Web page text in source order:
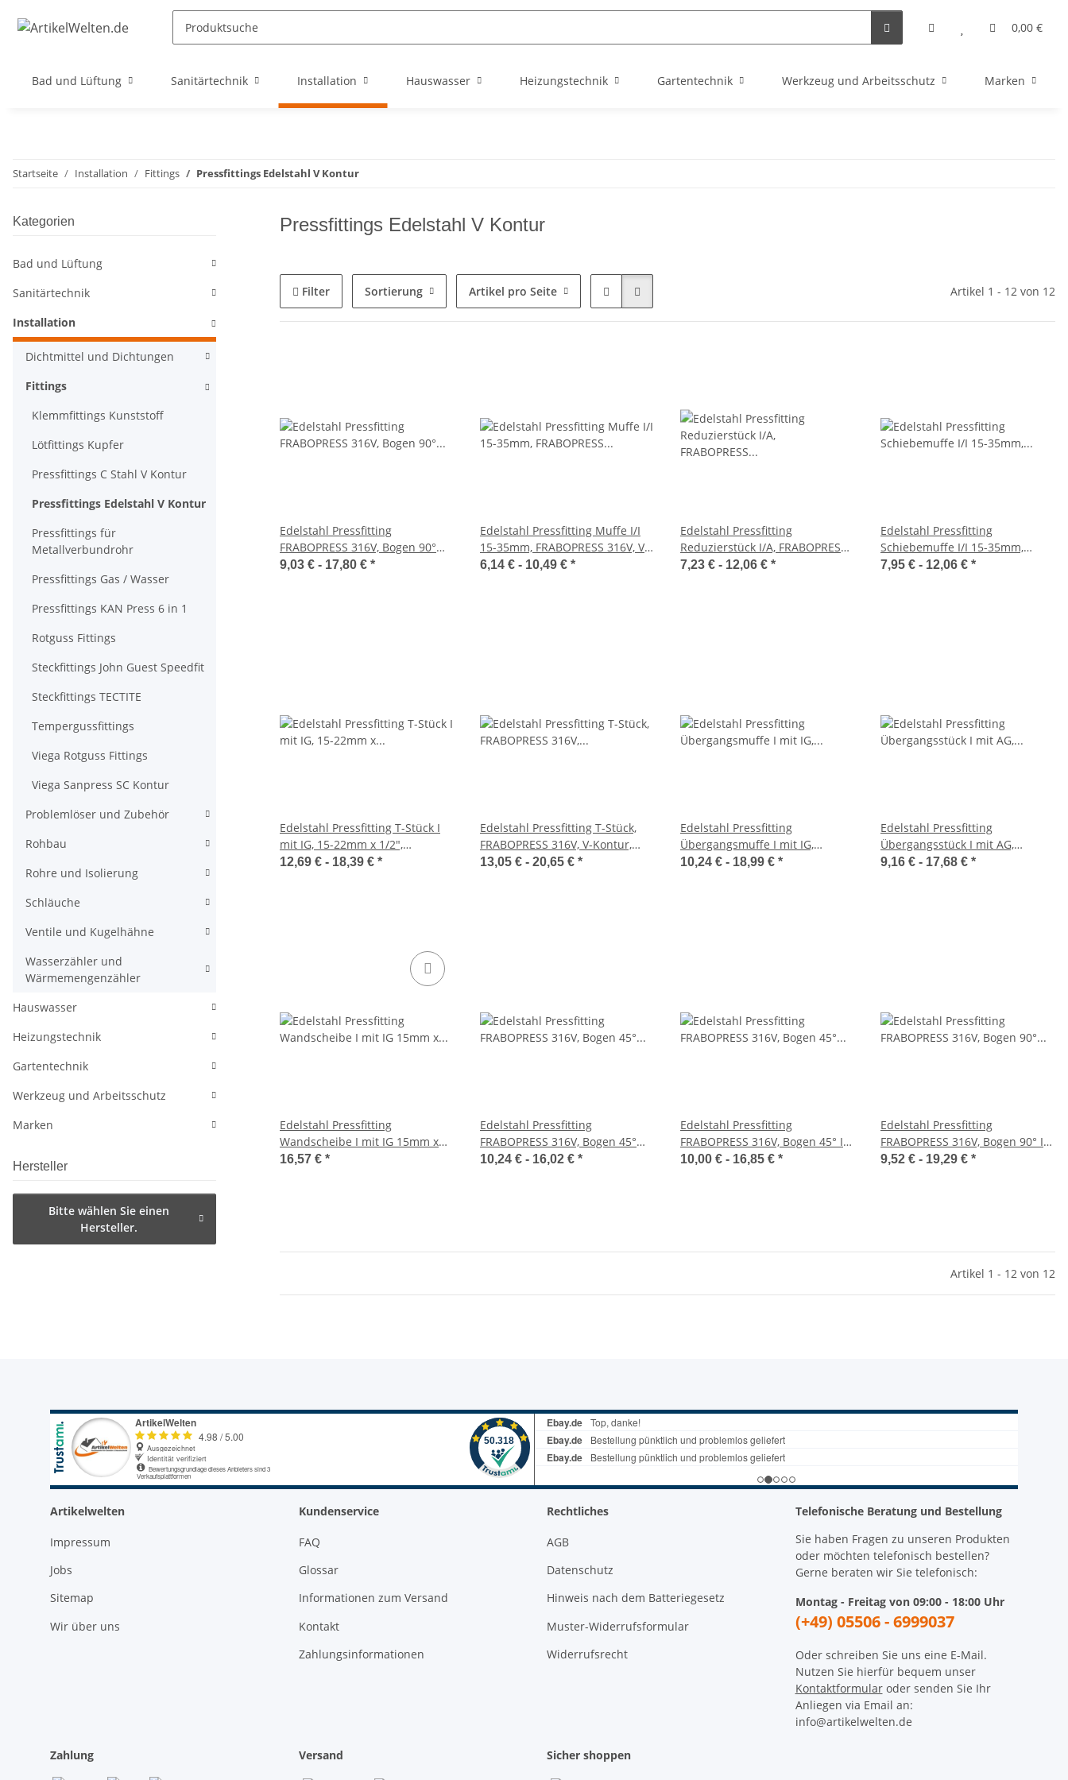
0,00 €
Bad und Lüftung Sanitärtechnik Installation Hauswasser Heizungstechnik Gartentechnik Werkzeug und Arbeitsschutz Marken
Startseite Installation Fittings Pressfittings Edelstahl V Kontur
Pressfittings Edelstahl V Kontur
Filter Sortierung Artikel pro Seite Artikel 1 - 12 von 12
Edelstahl Pressfitting
FRABOPRESS 316V, Bogen 90°
I/A, V-Kontur, DVGW
9,03 € - 17,80 € *
Edelstahl Pressfitting Muffe I/I
15-35mm, FRABOPRESS 316V, V-
Kontur, DVGW
6,14 € - 10,49 € *
Edelstahl Pressfitting
Reduzierstück I/A, FRABOPRESS
316V, V-Kontur, DVGW
7,23 € - 12,06 € *
Edelstahl Pressfitting
Schiebemuffe I/I 15-35mm,
FRABOPRESS 316V, V-Kontur,
7,95 € - 12,06 € *
Edelstahl Pressfitting T-Stück I
mit IG, 15-22mm x 1/2",
FRABOPRESS 316V, V-Kontur,
12,69 € - 18,39 € *
Edelstahl Pressfitting T-Stück,
FRABOPRESS 316V, V-Kontur,
DVGW
13,05 € - 20,65 € *
Edelstahl Pressfitting
Übergangsmuffe I mit IG,
FRABOPRESS 316V, V-Kontur,
10,24 € - 18,99 € *
Edelstahl Pressfitting
Übergangsstück I mit AG,
FRABOPRESS 316V, V-Kontur,
9,16 € - 17,68 € *
Edelstahl Pressfitting
Wandscheibe I mit IG 15mm x
1/2", FRABOPRESS, V-Kontur
16,57 € *
Edelstahl Pressfitting
FRABOPRESS 316V, Bogen 45°
I/A, V-Kontur, DVGW
10,24 € - 16,02 € *
Edelstahl Pressfitting
FRABOPRESS 316V, Bogen 45° I/I,
V-Kontur, DVGW
10,00 € - 16,85 € *
Edelstahl Pressfitting
FRABOPRESS 316V, Bogen 90° I/I,
V-Kontur, DVGW
9,52 € - 19,29 € *
Artikel 1 - 12 von 12
Kategorien
Bad und Lüftung
Sanitärtechnik
Installation
Dichtmittel und Dichtungen
Fittings
Klemmfittings Kunststoff
Lötfittings Kupfer
Pressfittings C Stahl V Kontur
Pressfittings Edelstahl V Kontur
Pressfittings für
Metallverbundrohr
Pressfittings Gas / Wasser
Pressfittings KAN Press 6 in 1
Rotguss Fittings
Steckfittings John Guest Speedfit
Steckfittings TECTITE
Tempergussfittings
Viega Rotguss Fittings
Viega Sanpress SC Kontur
Problemlöser und Zubehör
Rohbau
Rohre und Isolierung
Schläuche
Ventile und Kugelhähne
Wasserzähler und
Wärmemengenzähler
Hauswasser
Heizungstechnik
Gartentechnik
Werkzeug und Arbeitsschutz
Marken
Hersteller
Bitte wählen Sie einen
Hersteller.
Artikelwelten
Impressum
Jobs
Sitemap
Wir über uns
Kundenservice
FAQ
Glossar
Informationen zum Versand
Kontakt
Zahlungsinformationen
Rechtliches
AGB
Datenschutz
Hinweis nach dem Batteriegesetz
Muster-Widerrufsformular
Widerrufsrecht
Telefonische Beratung und Bestellung
Sie haben Fragen zu unseren Produkten
oder möchten telefonisch bestellen?
Gerne beraten wir Sie telefonisch:
Montag - Freitag von 09:00 - 18:00 Uhr
(+49) 05506 - 6999037
Oder schreiben Sie uns eine E-Mail.
Nutzen Sie hierfür bequem unser
Kontaktformularoder senden Sie Ihr
Anliegen via Email an:
info@artikelwelten.de
Zahlung Versand Sicher shoppen